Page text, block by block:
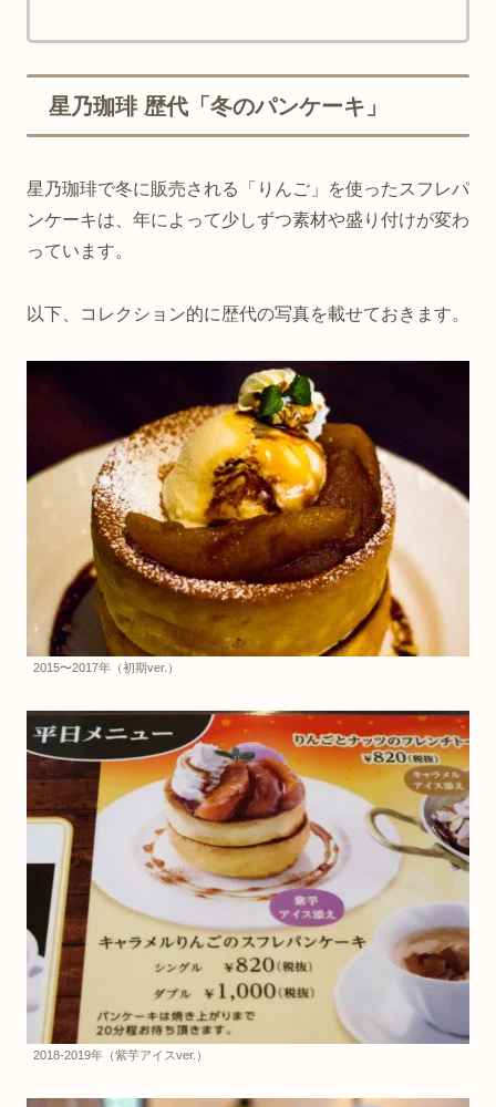
星乃珈琲 歴代「冬のパンケーキ」
星乃珈琲で冬に販売される「りんご」を使ったスフレパ
ンケーキは、年によって少しずつ素材や盛り付けが変わ
っています。
以下、コレクション的に歴代の写真を載せておきます。
2015〜2017年（初期ver.）
2018-2019年（紫芋アイスver.）